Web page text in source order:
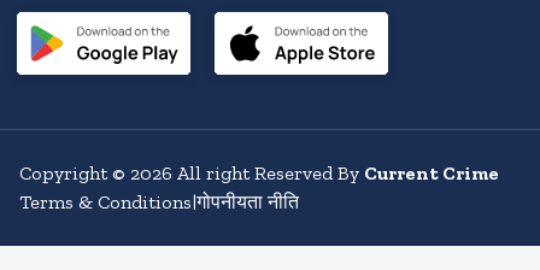
Copyright© 2026 All right Reserved By Current Crime
Terms & Conditions|गोपनीयता नीति